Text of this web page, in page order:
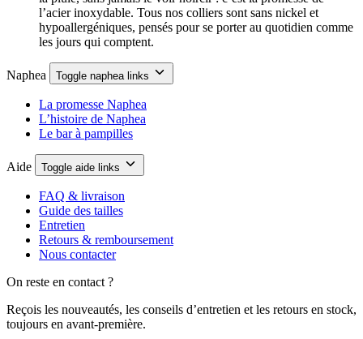
l’acier inoxydable. Tous nos colliers sont sans nickel et
hypoallergéniques, pensés pour se porter au quotidien comme
les jours qui comptent.
Naphea Toggle naphea links
La promesse Naphea
L’histoire de Naphea
Le bar à pampilles
Aide Toggle aide links
FAQ & livraison
Guide des tailles
Entretien
Retours & remboursement
Nous contacter
On reste en contact ?
Reçois les nouveautés, les conseils d’entretien et les retours en stock,
toujours en avant-première.